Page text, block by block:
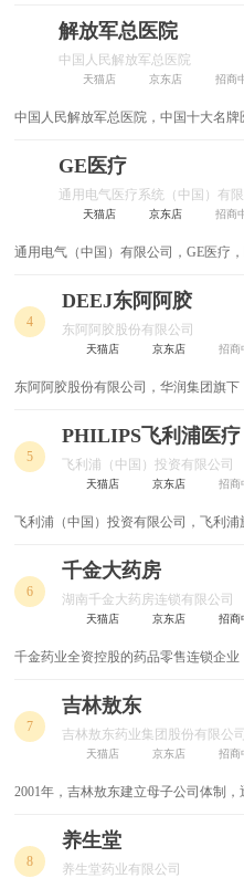
疗的国家级中心，西南地区最具影响力
解放军总医院
中国人民解放军总医院
天猫店 京东店 招商
中国人民解放军总医院，中国十大名牌
保健、教学、科研于一体的大型现代化
GE医疗
通用电气医疗系统（中国）有
天猫店 京东店 招商
通用电气（中国）有限公司，GE医疗
术、医疗诊断、患者监护、疾病研究
4
DEEJ东阿阿胶
东阿阿胶股份有限公司
天猫店 京东店 招商
东阿阿胶股份有限公司，华润集团旗下
5
PHILIPS飞利浦医疗
飞利浦（中国）投资有限公司
天猫店 京东店 招商
飞利浦（中国）投资有限公司，飞利
监护系统等领域居于世界领先地位。
6
千金大药房
湖南千金大药房连锁有限公司
天猫店 京东店 招商
千金药业全资控股的药品零售连锁企业
株洲、湘潭、郴州、岳阳等地;员工
7
吉林敖东
吉林敖东药业集团股份有限公司
天猫店 京东店 招商
2001年，吉林敖东建立母子公司体制
8
养生堂
养生堂药业有限公司